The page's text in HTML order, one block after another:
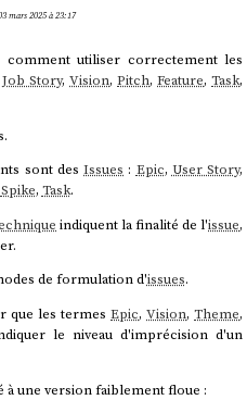
mars 2025 à 23:17
comment utiliser correctement les
Job Story,Vision,Pitch,Feature,Task,
sont desIssues : Epic, User Story,
Spike, Task.
indiquent la finalité de l'issue,
de formulation d'issues.
que les termesEpic,Vision,Theme,
le niveau d'imprécision d'un
une version faiblement floue :